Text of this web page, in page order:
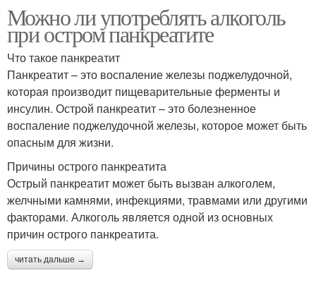
Можно ли употреблять алкоголь
при остром панкреатите
Что такое панкреатит
Панкреатит – это воспаление железы поджелудочной,
которая производит пищеварительные ферменты и
инсулин. Острой панкреатит – это болезненное
воспаление поджелудочной железы, которое может быть
опасным для жизни.
Причины острого панкреатита
Острый панкреатит может быть вызван алкоголем,
желчными камнями, инфекциями, травмами или другими
факторами. Алкоголь является одной из основных
причин острого панкреатита.
читать дальше →